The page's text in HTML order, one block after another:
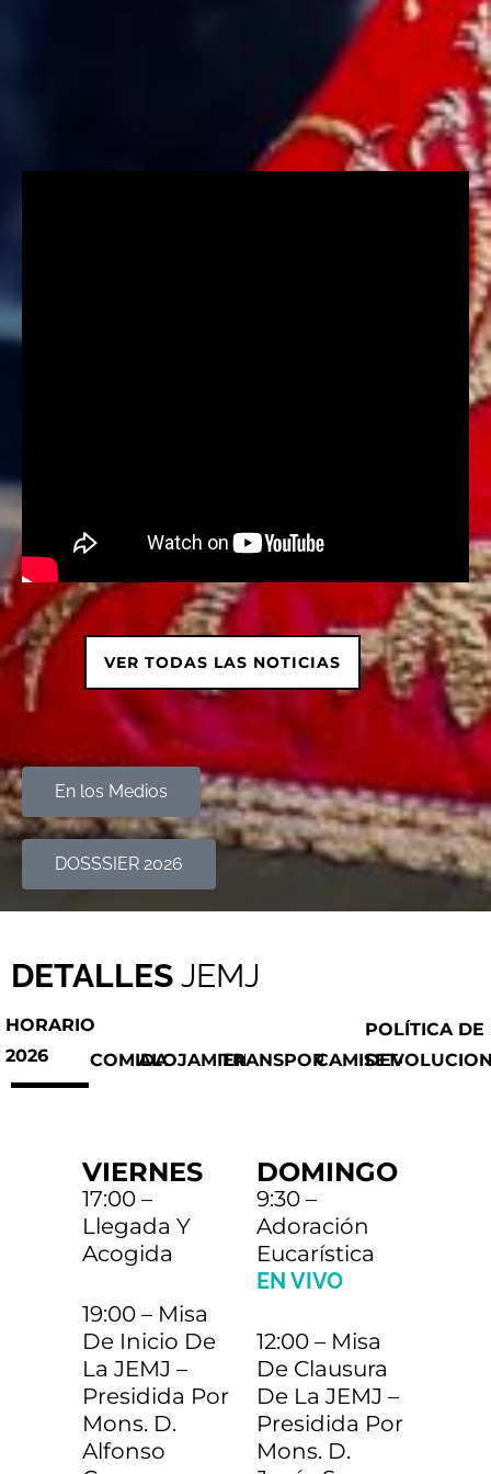
VER TODAS LAS NOTICIAS
En los Medios
DOSSSIER 2026
DETALLES JEMJ
HORARIO
2026
COMIDAALOJAMIENTOTRANSPORTECAMISETA
POLÍTICA DE
VIERNES
17:00 –
Llegada Y
Acogida
19:00 – Misa
De Inicio De
La JEMJ –
Presidida Por
Mons. D.
Alfonso
DOMINGO
9:30 –
Adoración
Eucarística
EN VIVO
12:00 – Misa
De Clausura
De La JEMJ –
Presidida Por
Mons. D.
PACK A: durante toda
la JEMJ
€35
comida sábado hasta
comida domingo
PACK C: comida del
CHICAS: Casa de
Betania (Albergue del
Santuario)
COMPLETO
CHICAS: Carpa con
tarima en el Santuario
€7
CHICOS: Carpa con
Autobús desde
Pamplona/Vitoria
(ida y vuelta)
COMPLETO
Salida desde el IES Zizur (Zizur Mayor) el
10 JULIO a las 10h
Autobús desde
Madrid (ida y vuelta)
€55
Salida desde Alcalá de Henares a las
Precio Camiseta JEMJ
2026: 8€